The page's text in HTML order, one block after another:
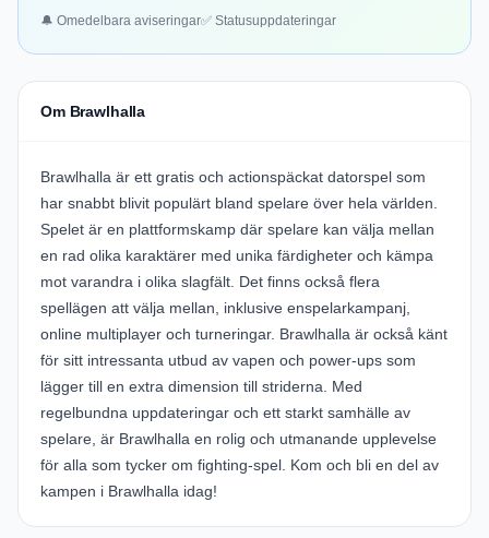
🔔 Omedelbara aviseringar✅ Statusuppdateringar
Om Brawlhalla
Brawlhalla är ett gratis och actionspäckat datorspel som
har snabbt blivit populärt bland spelare över hela världen.
Spelet är en plattformskamp där spelare kan välja mellan
en rad olika karaktärer med unika färdigheter och kämpa
mot varandra i olika slagfält. Det finns också flera
spellägen att välja mellan, inklusive enspelarkampanj,
online multiplayer och turneringar. Brawlhalla är också känt
för sitt intressanta utbud av vapen och power-ups som
lägger till en extra dimension till striderna. Med
regelbundna uppdateringar och ett starkt samhälle av
spelare, är Brawlhalla en rolig och utmanande upplevelse
för alla som tycker om fighting-spel. Kom och bli en del av
kampen i Brawlhalla idag!